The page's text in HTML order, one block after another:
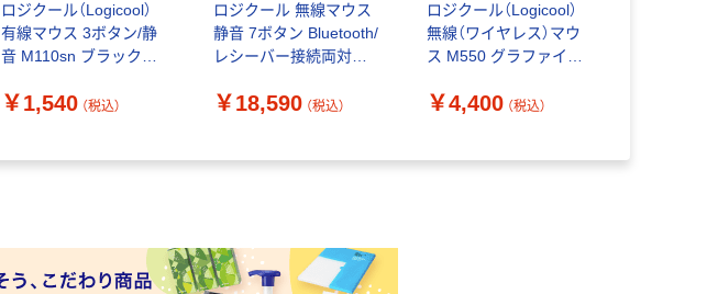
ロジクール（Logicool）
有線マウス 3ボタン/静
音 M110sn ブラック
￥1,540 （税込）
ロジクール 無線マウス
静音 7ボタン Bluetooth/
レシーバー接続両対応
MX2300B 1個
￥18,590 （税込）
ロジクール（Logicool）
無線（ワイヤレス）マウ
ス M550 グラファイト
サイズ 1個
￥4,400 （税込）